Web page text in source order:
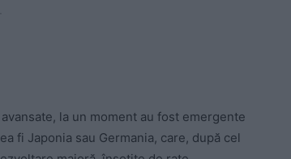
la un moment au fost emergente
fi Japonia sau Germania, care, după cel